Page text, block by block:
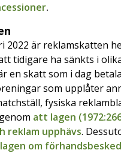
.
2022 är reklamskatten
tidigare ha sänkts i
en skatt som i dag
som upplåter
fysiska
att lagen
reklam upphävs.
om